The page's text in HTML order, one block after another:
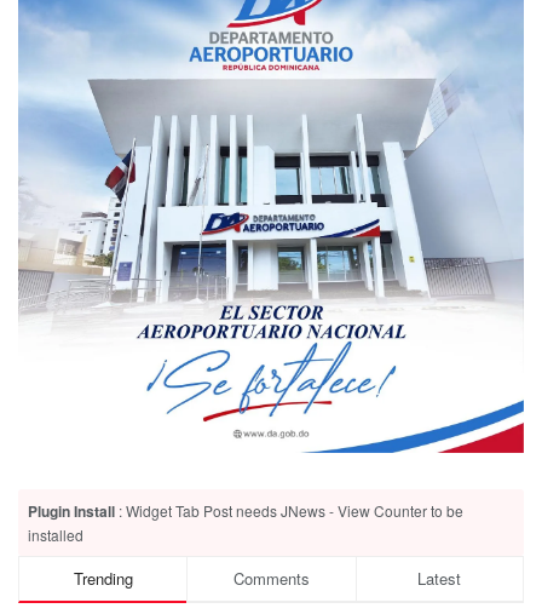
Plugin Install : Widget Tab Post needs JNews - View Counter to be
installed
Trending Comments Latest